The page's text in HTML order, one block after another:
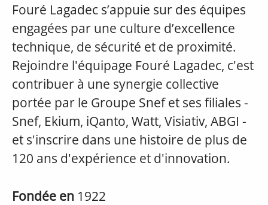
Fouré Lagadec s’appuie sur des équipes
engagées par une culture d’excellence
technique, de sécurité et de proximité.
Rejoindre l'équipage Fouré Lagadec, c'est
contribuer à une synergie collective
portée par le Groupe Snef et ses filiales -
Snef, Ekium, iQanto, Watt, Visiativ, ABGI -
et s'inscrire dans une histoire de plus de
120 ans d'expérience et d'innovation.
Fondée en 1922